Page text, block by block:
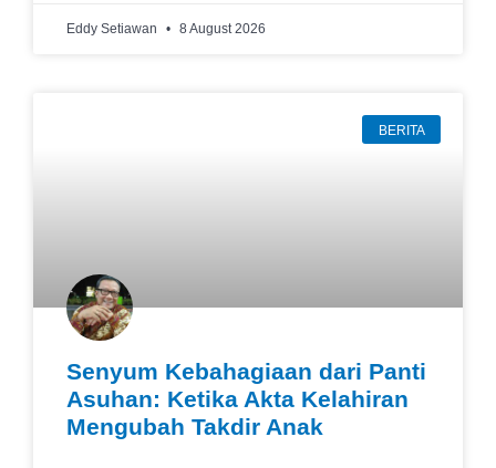
Eddy Setiawan 8 August 2026
BERITA
Senyum Kebahagiaan dari Panti
Asuhan: Ketika Akta Kelahiran
Mengubah Takdir Anak